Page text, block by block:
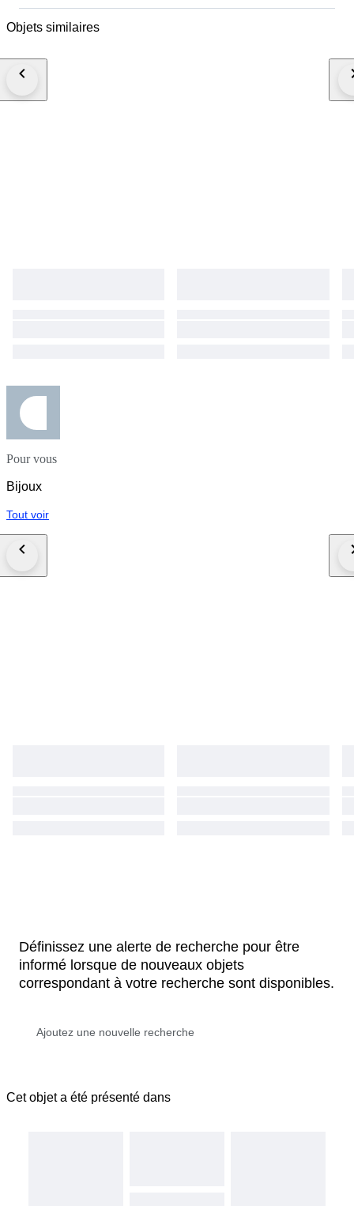
stones - Star Sapphire: 9.5 mm x 7.5 mm, Approx. 4.5 carats Weight: 14
DHL Express Worldwide, Estimated 2-3 Business Day Transit Time.
Objets similaires
Pour vous
Bijoux
Tout voir
Définissez une alerte de recherche pour être
informé lorsque de nouveaux objets
correspondant à votre recherche sont disponibles.
Cet objet a été présenté dans